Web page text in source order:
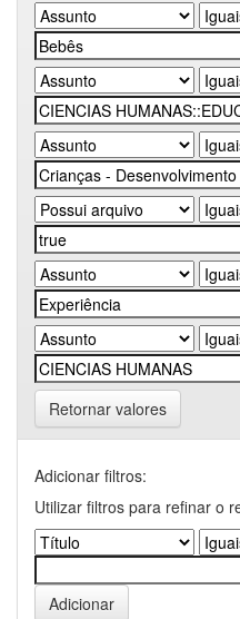
Retornar valores
Adicionar filtros:
Utilizar filtros para refinar o